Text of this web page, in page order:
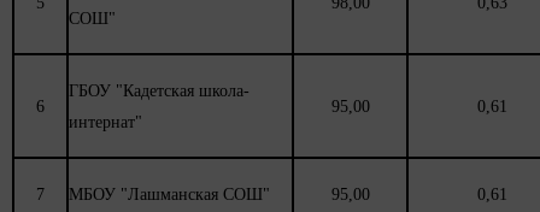
СОШ"
6
ГБОУ "Кадетская школа-
интернат"
95,00 0,61
7 МБОУ "Лашманская СОШ" 95,00 0,61